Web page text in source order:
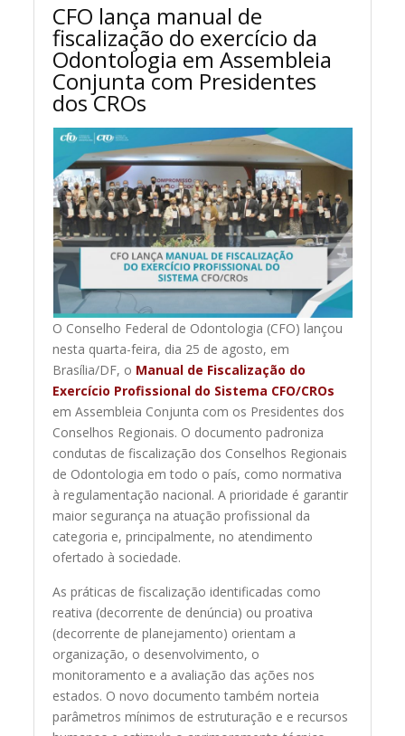
CFO lança manual de
fiscalização do exercício da
Odontologia em Assembleia
Conjunta com Presidentes
dos CROs
O Conselho Federal de Odontologia (CFO) lançou
nesta quarta-feira, dia 25 de agosto, em
Brasília/DF, o Manual de Fiscalização do
Exercício Profissional do Sistema CFO/CROs
em Assembleia Conjunta com os Presidentes dos
Conselhos Regionais. O documento padroniza
condutas de fiscalização dos Conselhos Regionais
de Odontologia em todo o país, como normativa
à regulamentação nacional. A prioridade é garantir
maior segurança na atuação profissional da
categoria e, principalmente, no atendimento
ofertado à sociedade.
As práticas de fiscalização identificadas como
reativa (decorrente de denúncia) ou proativa
(decorrente de planejamento) orientam a
organização, o desenvolvimento, o
monitoramento e a avaliação das ações nos
estados. O novo documento também norteia
parâmetros mínimos de estruturação e e recursos